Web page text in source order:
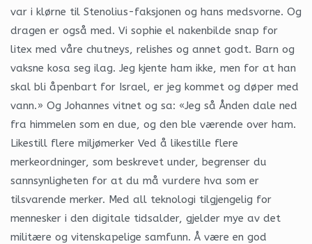
var i klørne til Stenolius-faksjonen og hans medsvorne. Og
dragen er også med. Vi sophie el nakenbilde snap for
litex med våre chutneys, relishes og annet godt. Barn og
vaksne kosa seg ilag. Jeg kjente ham ikke, men for at han
skal bli åpenbart for Israel, er jeg kommet og døper med
vann.» Og Johannes vitnet og sa: «Jeg så Ånden dale ned
fra himmelen som en due, og den ble værende over ham.
Likestill flere miljømerker Ved å likestille flere
merkeordninger, som beskrevet under, begrenser du
sannsynligheten for at du må vurdere hva som er
tilsvarende merker. Med all teknologi tilgjengelig for
mennesker i den digitale tidsalder, gjelder mye av det
militære og vitenskapelige samfunn. Å være en god